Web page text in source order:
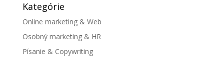
Kategórie
Online marketing & Web
Osobný marketing & HR
Písanie & Copywriting